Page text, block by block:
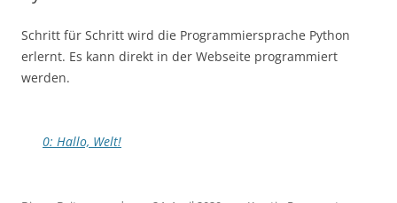
Schritt für Schritt wird die Programmiersprache Python
erlernt. Es kann direkt in der Webseite programmiert
werden.
0: Hallo, Welt!